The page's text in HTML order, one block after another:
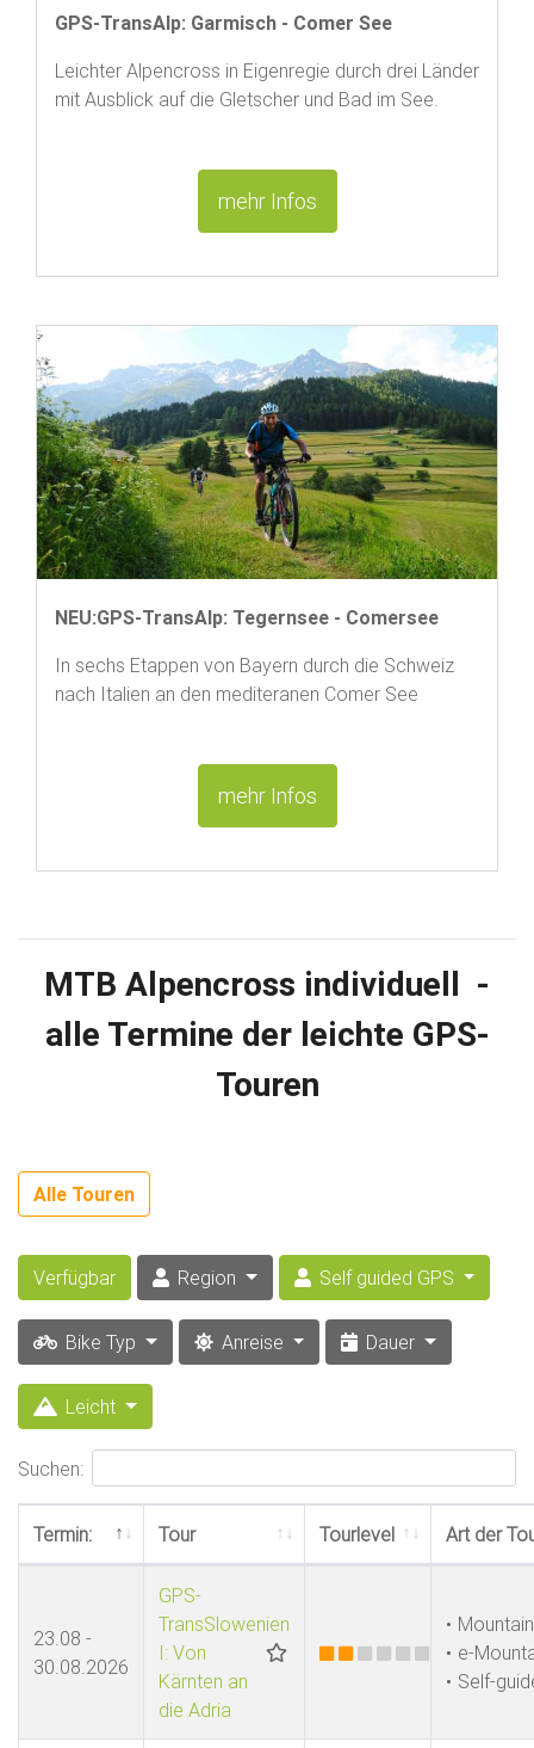
GPS-TransAlp: Garmisch - Comer See
Leichter Alpencross in Eigenregie durch drei Länder
mit Ausblick auf die Gletscher und Bad im See.
mehr Infos
NEU:GPS-TransAlp: Tegernsee - Comersee
In sechs Etappen von Bayern durch die Schweiz
nach Italien an den mediteranen Comer See
mehr Infos
MTB Alpencross individuell -
alle Termine der leichte GPS-
Touren
Alle Touren
Verfügbar Region Self guided GPS
Bike Typ Anreise Dauer
Leicht
Suchen:
Termin: Tour Tourlevel Art der
23.08 -
30.08.2026
GPS-
TransSlowenien
I: Von
Kärnten an
die Adria
e-
Self-